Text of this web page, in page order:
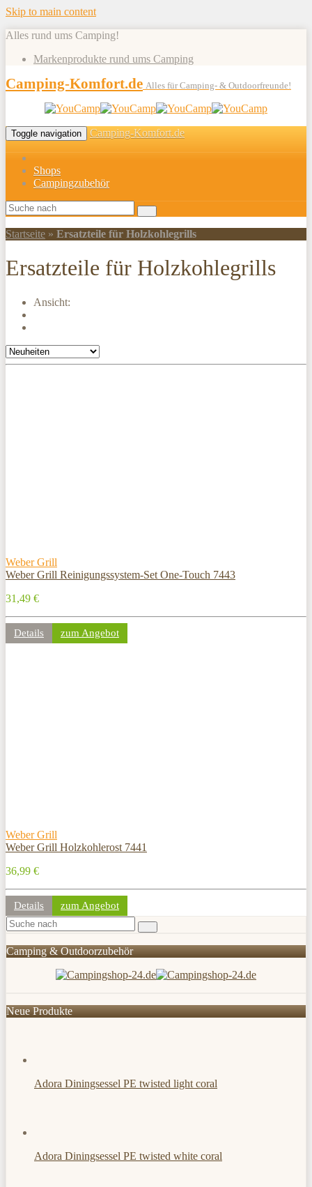
Skip to main content
Alles rund ums Camping!
Markenprodukte rund ums Camping
Camping-Komfort.de Alles für Camping- & Outdoorfreunde!
Toggle navigation Camping-Komfort.de
Shops
Campingzubehör
Startseite » Ersatzteile für Holzkohlegrills
Ersatzteile für Holzkohlegrills
Ansicht:
Weber Grill
Weber Grill Reinigungssystem-Set One-Touch 7443
31,49 €
Details zum Angebot
Weber Grill
Weber Grill Holzkohlerost 7441
36,99 €
Details zum Angebot
Camping & Outdoorzubehör
Neue Produkte
Adora Diningsessel PE twisted light coral
Adora Diningsessel PE twisted white coral